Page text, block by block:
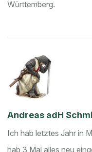
Württemberg.
Andreas adH
Ich hab letztes Jahr in
hab 3 Mal alles neu